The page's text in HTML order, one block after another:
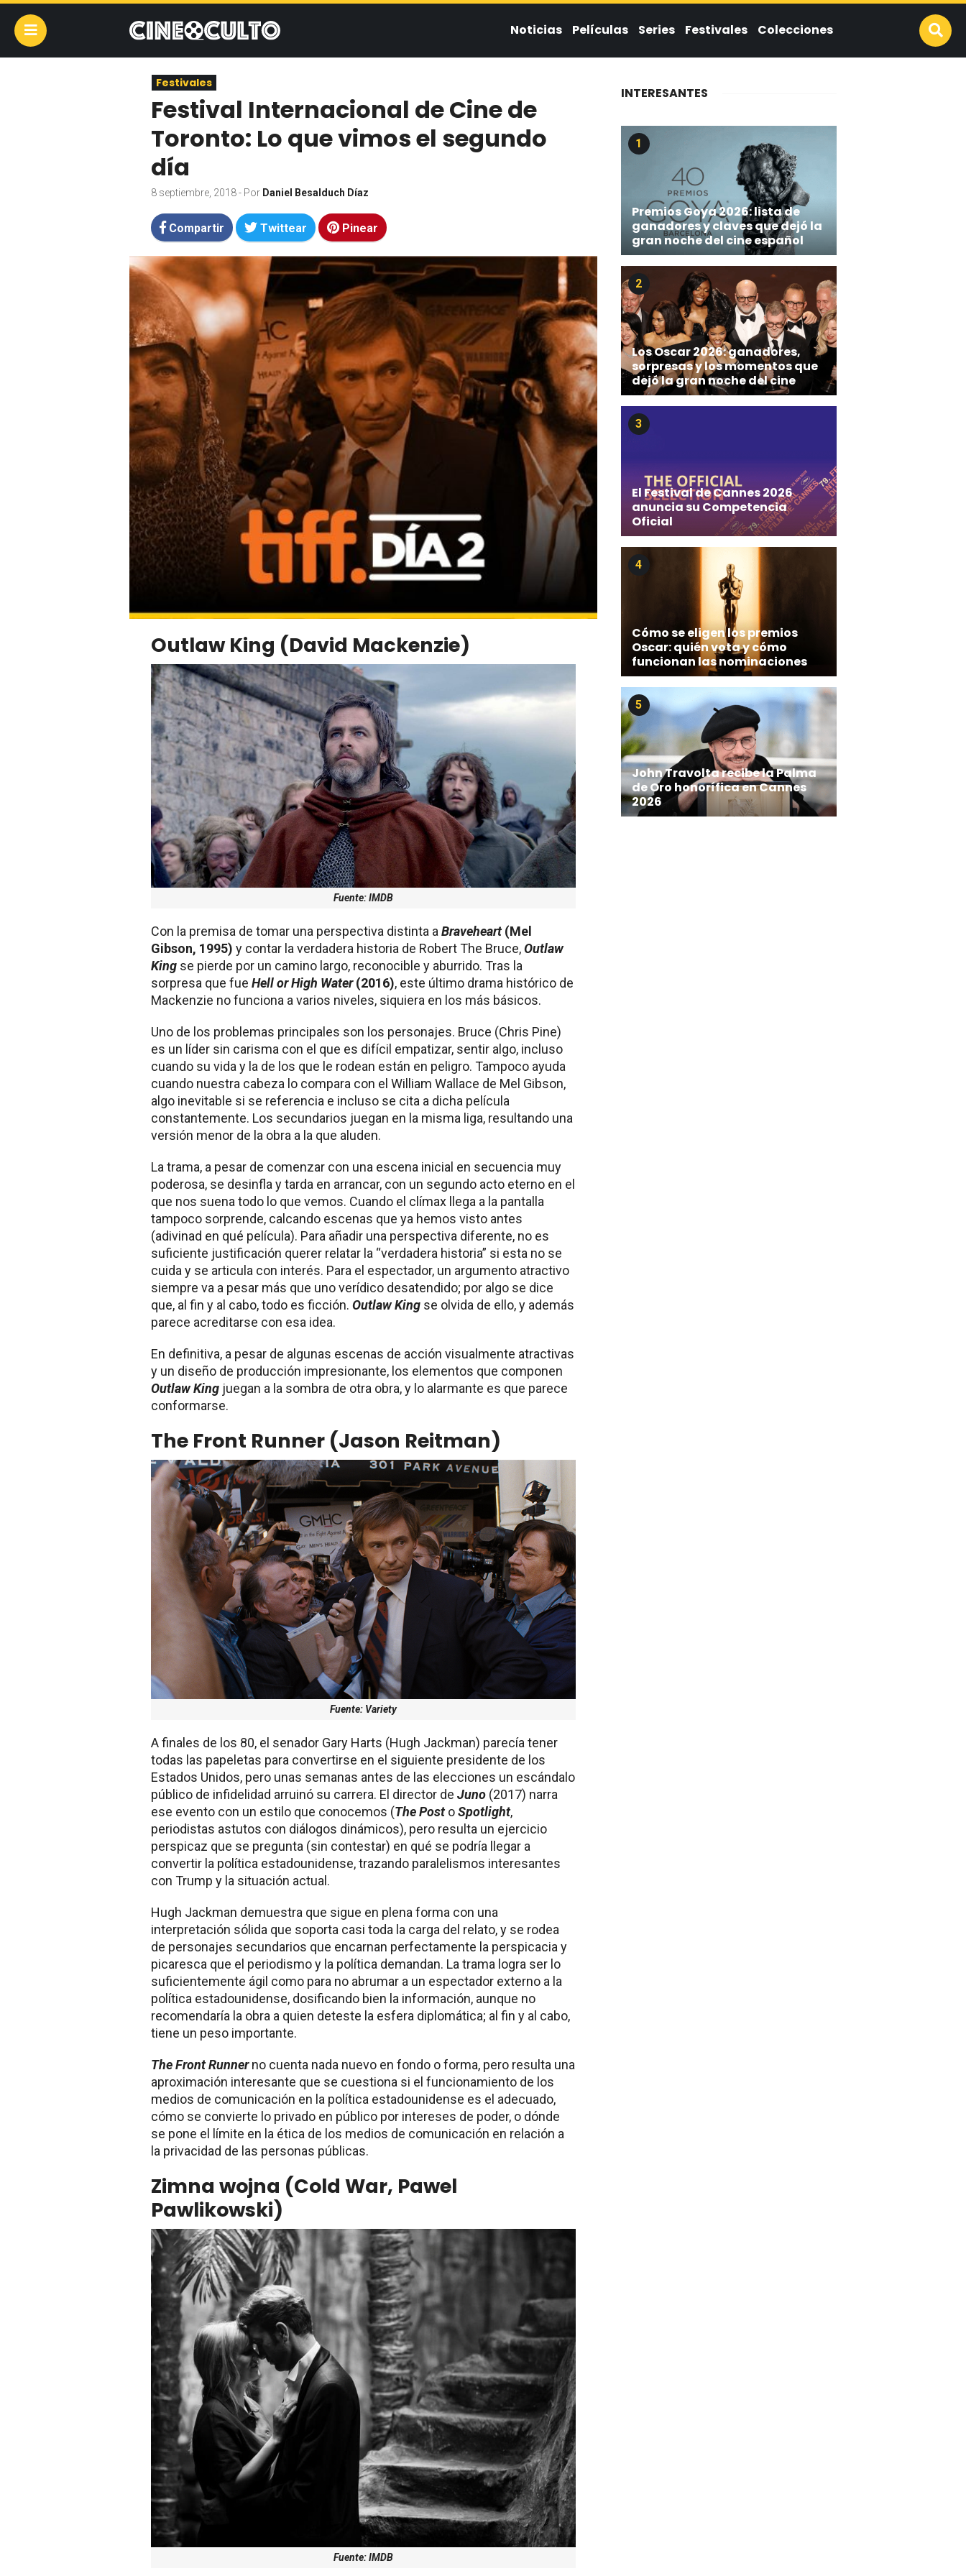
Noticias Películas Series Festivales Colecciones
Festivales
Festival Internacional de Cine de
Toronto: Lo que vimos el segundo
día
8 septiembre, 2018- Por Daniel Besalduch Díaz
Compartir Twittear Pinear
Outlaw King (David Mackenzie)
Fuente: IMDB
Con la premisa de tomar una perspectiva distinta a Braveheart (Mel
Gibson, 1995) y contar la verdadera historia de Robert The Bruce,Outlaw
King se pierde por un camino largo, reconocible y aburrido. Tras la
sorpresa que fue Hell or High Water(2016), este último drama histórico de
Mackenzie no funciona a varios niveles, siquiera en los más básicos.
Uno de los problemas principales son los personajes. Bruce (Chris Pine)
es un líder sin carisma con el que es difícil empatizar, sentir algo, incluso
cuando su vida y la de los que le rodean están en peligro. Tampoco ayuda
cuando nuestra cabeza lo compara con el William Wallace de Mel Gibson,
algo inevitable si se referencia e incluso se cita a dicha película
constantemente. Los secundarios juegan en la misma liga, resultando una
versión menor de la obra a la que aluden.
La trama, a pesar de comenzar con una escena inicial en secuencia muy
poderosa, se desinfla y tarda en arrancar, con un segundo acto eterno en el
que nos suena todo lo que vemos. Cuando el clímax llega a la pantalla
tampoco sorprende, calcando escenas que ya hemos visto antes
(adivinad en qué película). Para añadir una perspectiva diferente, no es
suficiente justificación querer relatar la “verdadera historia” si esta no se
cuida y se articula con interés. Para el espectador, un argumento atractivo
siempre va a pesar más que uno verídico desatendido; por algo se dice
que, al fin y al cabo, todo es ficción. Outlaw King se olvida de ello, y además
parece acreditarse con esa idea.
En definitiva, a pesar de algunas escenas de acción visualmente atractivas
y un diseño de producción impresionante, los elementos que componen
Outlaw King juegan a la sombra de otra obra, y lo alarmante es que parece
conformarse.
The Front Runner (Jason Reitman)
Fuente: Variety
A finales de los 80, el senador Gary Harts (Hugh Jackman) parecía tener
todas las papeletas para convertirse en el siguiente presidente de los
Estados Unidos, pero unas semanas antes de las elecciones un escándalo
público de infidelidad arruinó su carrera. El director de Juno (2017) narra
ese evento con un estilo que conocemos (The PostoSpotlight,
periodistas astutos con diálogos dinámicos), pero resulta un ejercicio
perspicaz que se pregunta (sin contestar) en qué se podría llegar a
convertir la política estadounidense, trazando paralelismos interesantes
con Trump y la situación actual.
Hugh Jackman demuestra que sigue en plena forma con una
interpretación sólida que soporta casi toda la carga del relato, y se rodea
de personajes secundarios que encarnan perfectamente la perspicacia y
picaresca que el periodismo y la política demandan. La trama logra ser lo
suficientemente ágil como para no abrumar a un espectador externo a la
política estadounidense, dosificando bien la información, aunque no
recomendaría la obra a quien deteste la esfera diplomática; al fin y al cabo,
tiene un peso importante.
The Front Runnerno cuenta nada nuevo en fondo o forma, pero resulta una
aproximación interesante que se cuestiona si el funcionamiento de los
medios de comunicación en la política estadounidense es el adecuado,
cómo se convierte lo privado en público por intereses de poder, o dónde
se pone el límite en la ética de los medios de comunicación en relación a
la privacidad de las personas públicas.
Zimna wojna (Cold War, Pawel
Pawlikowski)
Fuente: IMDB
INTERESANTES
1
Premios Goya 2026: lista de
ganadores y claves que dejó la
gran noche del cine español
2
Los Oscar 2026: ganadores,
sorpresas y los momentos que
dejó la gran noche del cine
3
El Festival de Cannes 2026
anuncia su Competencia
Oficial
4
Cómo se eligen los premios
Oscar: quién vota y cómo
funcionan las nominaciones
5
John Travolta recibe la Palma
de Oro honorífica en Cannes
2026